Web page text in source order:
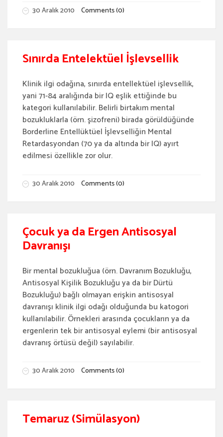
30 Aralık 2010 Comments (0)
Sınırda Entelektüel İşlevsellik
Klinik ilgi odağına, sınırda entellektüel işlevsellik,
yani 71-84 aralığında bir IQ eşlik ettiğinde bu
kategori kullanılabilir. Belirli birtakım mental
bozukluklarla (örn. şizofreni) birada görüldüğünde
Borderline Entellüktüel İşlevselliğin Mental
Retardasyondan (70 ya da altında bir IQ) ayırt
edilmesi özellikle zor olur.
30 Aralık 2010 Comments (0)
Çocuk ya da Ergen Antisosyal
Davranışı
Bir mental bozukluğua (örn. Davranım Bozukluğu,
Antisosyal Kişilik Bozukluğu ya da bir Dürtü
Bozukluğu) bağlı olmayan erişkin antisosyal
davranışı klinik ilgi odağı olduğunda bu katogori
kullanılabilir. Örnekleri arasında çocukların ya da
ergenlerin tek bir antisosyal eylemi (bir antisosyal
davranış örtüsü değil) sayılabilir.
30 Aralık 2010 Comments (0)
Temaruz (Simülasyon)